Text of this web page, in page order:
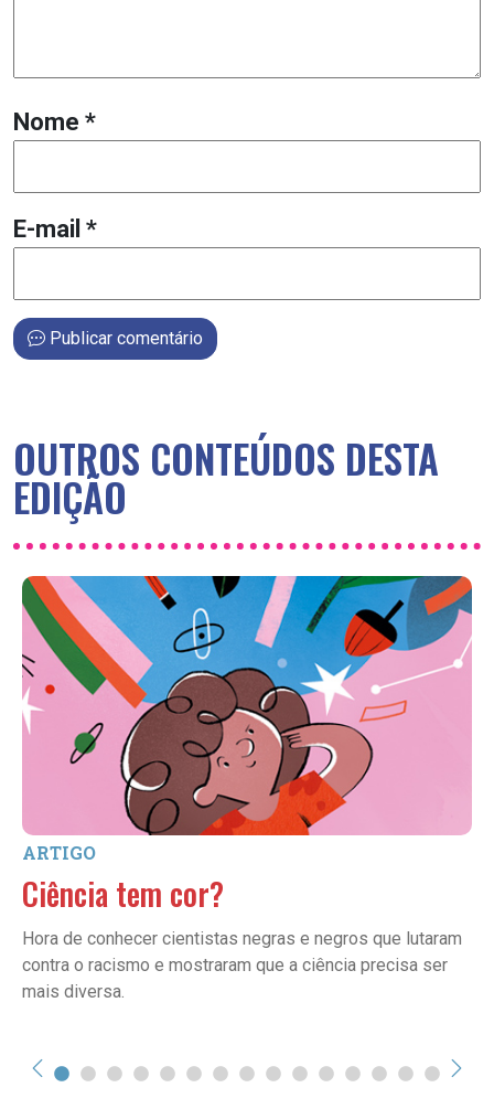
Nome *
E-mail *
Publicar comentário
OUTROS CONTEÚDOS DESTA
EDIÇÃO
ARTIGO
Ciência tem cor?
Hora de conhecer cientistas negras e negros que lutaram
contra o racismo e mostraram que a ciência precisa ser
mais diversa.